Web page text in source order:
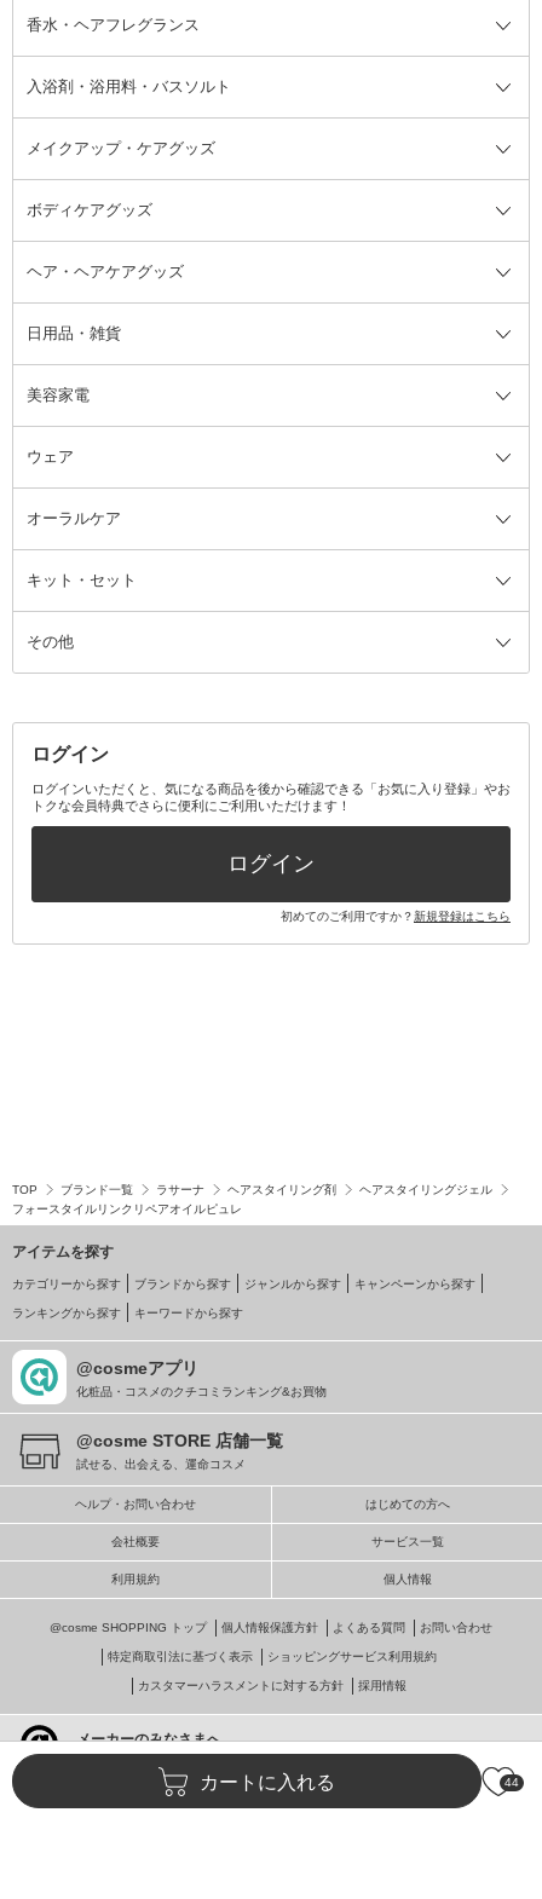
カートに入れる 44
リップクリーム・リップケア
顔用マッサージ料
ハイライト・シェーディング
ネイルケア
脱毛・除毛ケア
頭皮ケア・育毛剤
その他シャンプー・ヘアケア・ヘ
アスタイリング
その他日焼け対策・UVケア
フット用デオドラント・制汗剤・
汗ケア
ネイル・ネイルグッズ全て
ジェルネイル
リムーバー・除光液
香水・ヘアフレグランス
香水・ヘアフレグランス全て
フレグランスミスト
その他香水・ヘアフレグランス
入浴剤・浴用料・バスソルト
入浴剤・浴用料・バスソルト全て
バスソルト
メイクアップ・ケアグッズ
メイクアップ・ケアグッズ全て
コットン・綿棒
洗顔グッズ
ブラシ・チップ
ツィザー・毛抜き
カミソリ
ファンデーション・パウダーケー
ス
ミラー・鏡
ボディケアグッズ
ボディケアグッズ全て
マッサージ・ボディケアグッズ
かかと・角質ケアグッズ
絆創膏
ヘア・ヘアケアグッズ
ヘア・ヘアケアグッズ全て
ヘアゴム
ヘアバンド
ヘッドマッサージブラシ
日用品・雑貨
日用品・雑貨全て
柔軟剤
ルームフレグランス・ディフュー
ザー
アロマキャンドル
消臭剤・芳香剤
美容家電
美容家電全て
ボディケア美容家電
その他美容家電
ウェア
ウェア全て
レッグウェア
オーラルケア
オーラルケア全て
歯ブラシ
その他オーラルケア
キット・セット
キット・セット全て
ボディケアキット
その他キット・セット
その他
ログイン
ログインいただくと、気になる商品を後から確認できる「お気に入り登録」やお
トクな会員特典でさらに便利にご利用いただけます！
ログイン
初めてのご利用ですか？新規登録はこちら
TOP ブランド一覧 ラサーナ ヘアスタイリング剤
ヘアスタイリングジェル
フォースタイルリンクリペアオイルピュレ
アイテムを探す
カテゴリーから探す ブランドから探す ジャンルから探す キャンペーンから探す
ランキングから探す キーワードから探す
@cosmeアプリ
化粧品・コスメのクチコミランキング&お買物
@cosme STORE 店舗一覧
試せる、出会える、運命コスメ
ヘルプ・お問い合わせ はじめての方へ
会社概要 サービス一覧
利用規約 個人情報
@cosme SHOPPING トップ 個人情報保護方針 よくある質問 お問い合わせ
特定商取引法に基づく表示 ショッピングサービス利用規約
カスタマーハラスメントに対する方針 採用情報
メーカーのみなさまへ